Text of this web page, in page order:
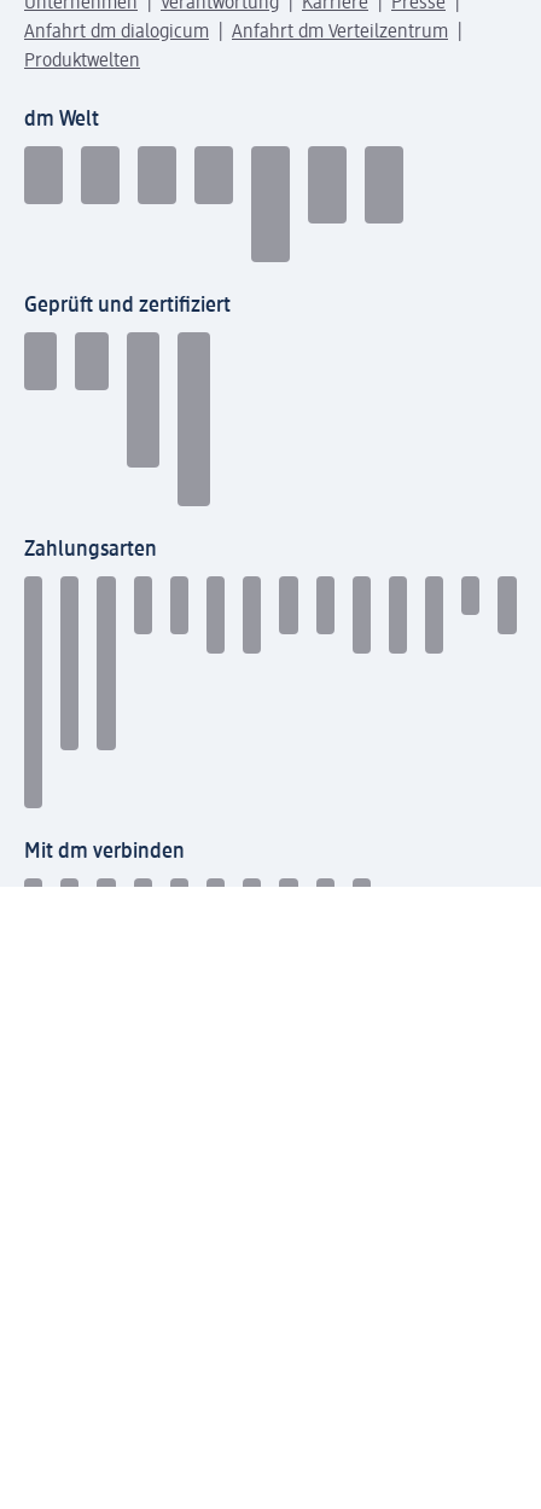
Unternehmen Verantwortung Karriere
Presse
Anfahrt dm dialogicum
Anfahrt dm Verteilzentrum
Produktwelten
dm Welt
Geprüft und zertifiziert
Zahlungsarten
Mit dm verbinden